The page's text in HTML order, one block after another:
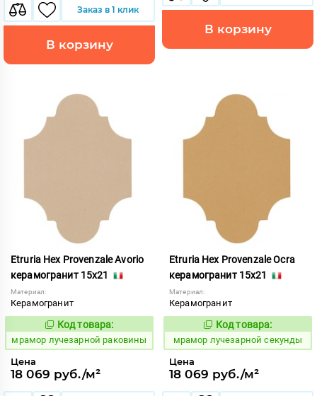
Заказ в 1 клик
В корзину
В корзину
Etruria Hex Provenzale Avorio
керамогранит 15x21
Материал:
Керамогранит
1073453
Код товара:
мрамор лучезарной раковины
Цена
18 069 руб./м²
Etruria Hex Provenzale Ocra
керамогранит 15x21
Материал:
Керамогранит
1073462
Код товара:
мрамор лучезарной секунды
Цена
18 069 руб./м²